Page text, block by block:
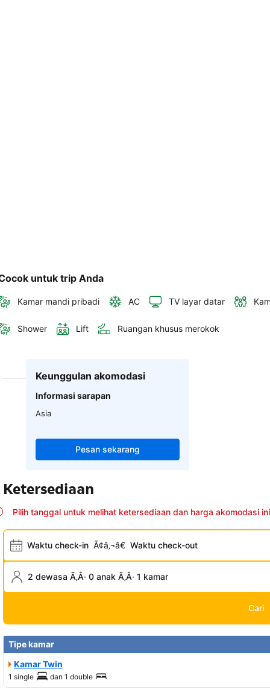
untuk trip Anda
Kamar mandi pribadi AC TV layar datar
Shower Lift Ruangan khusus merokok
Keunggulan akomodasi
Informasi sarapan
Asia
Pesan sekarang
Ketersediaan
Pilih tanggal untuk melihat ketersediaan dan harga akomodasi ini
Waktu check-in Ã¢â‚¬â€ Waktu check-out
2 dewasa Ã‚Â· 0 anak Ã‚Â· 1 kamar
Cari
Tipe kamar
Kamar Twin
1 single dan 1 double